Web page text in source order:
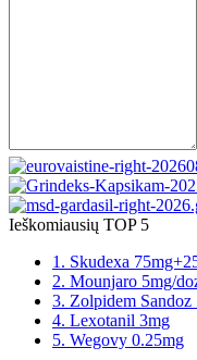
Ieškomiausių TOP 5
1. Skudexa
2. Mounjaro 5mg/
3. Zolpidem Sandoz
4. Lexotanil 3mg
5. Wegovy 0.25mg